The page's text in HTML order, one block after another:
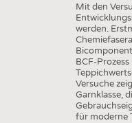
ADRESSEN & LINKS
PUBLIKATIONEN
Mit den
werden.
BCF-
Versuche
Garnklasse,
für moderne